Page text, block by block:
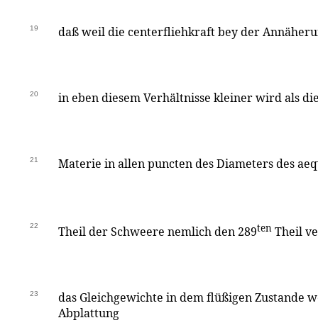
19 daß weil die centerfliehkraft bey der
20 in eben diesem Verhältnisse kleiner wird als
21 Materie in allen puncten des Diameters des
22 Theil der Schweere nemlich den 289ten Theil
23
das Gleichgewichte in dem flüßigen Zustande
Abplattung